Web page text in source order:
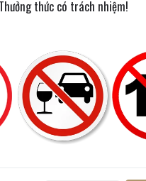
nhiều tầng lớp, chất chát
tinh tế, tạo nên một dư vị
tưởng với món chân cừu
Thưởng thức có trách nhiệm!